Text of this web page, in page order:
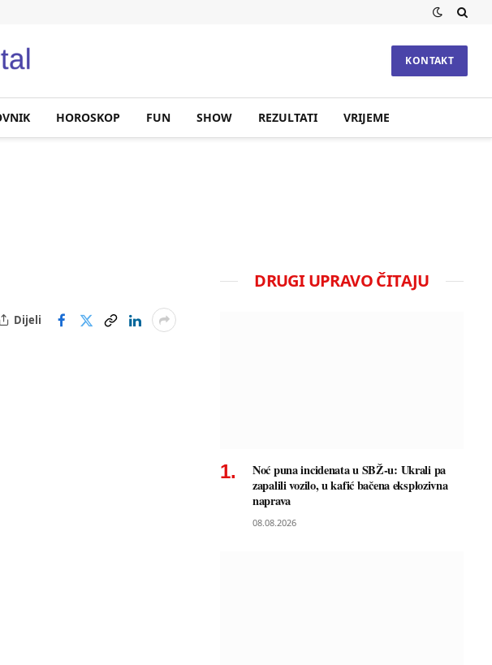
KONTAKT
HOROSKOP FUN SHOW REZULTATI VRIJEME
Dijeli
DRUGI UPRAVO ČITAJU
Noć puna incidenata u SBŽ-u: Ukrali pa
zapalili vozilo, u kafić bačena eksplozivna
naprava
08.08.2026